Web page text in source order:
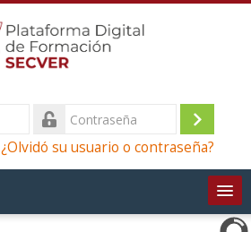
Iniciar
¿Olvidó su usuario o contraseña?